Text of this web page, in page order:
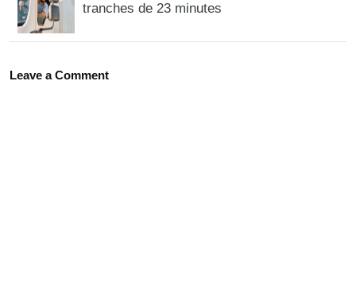
tranches de 23 minutes
Leave a Comment